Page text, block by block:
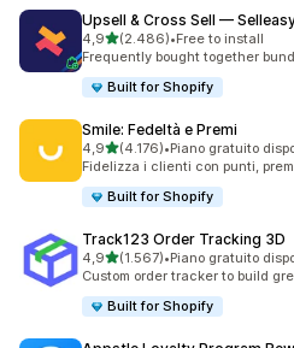
Upsell & Cross Sell —
4,9stelle su 5
(2.486)
2486 recensioni totali
•Free to install
Frequently bought together
Built for Shopify
Smile: Fedeltà e Premi
4,9stelle su 5
(4.176)
4176 recensioni totali
•Piano gratuito
Fidelizza i clienti con punti,
Built for Shopify
Track123 Order Tracking 3D
4,9stelle su 5
(1.567)
1567 recensioni totali
•Piano gratuito
Custom order tracker to build
Built for Shopify